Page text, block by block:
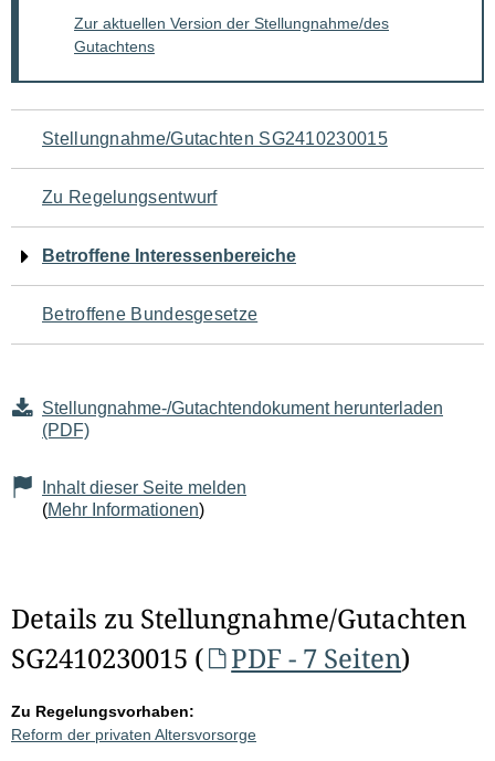
Zur aktuellen Version der Stellungnahme/des
Gutachtens
Navigation
für
den
Seiteninhalt
Stellungnahme/Gutachten SG2410230015
Zu Regelungsentwurf
Betroffene Interessenbereiche
Betroffene Bundesgesetze
Stellungnahme-/Gutachtendokument herunterladen
(PDF)
Inhalt dieser Seite melden
(Mehr Informationen)
Details zu Stellungnahme/Gutachten
SG2410230015 (
PDF - 7 Seiten)
Zu Regelungsvorhaben:
Reform der privaten Altersvorsorge